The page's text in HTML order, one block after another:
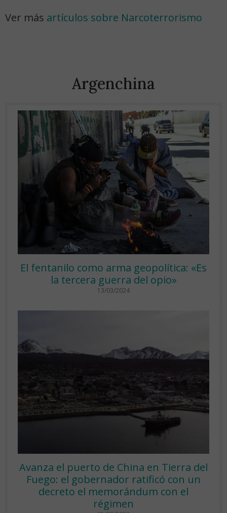
Ver más artículos sobre Narcoterrorismo
Argenchina
El fentanilo como arma geopolítica: «Es
la tercera guerra del opio»
13/03/2024
Avanza el puerto de China en Tierra del
Fuego: el gobernador ratificó con un
decreto el memorándum con el
régimen